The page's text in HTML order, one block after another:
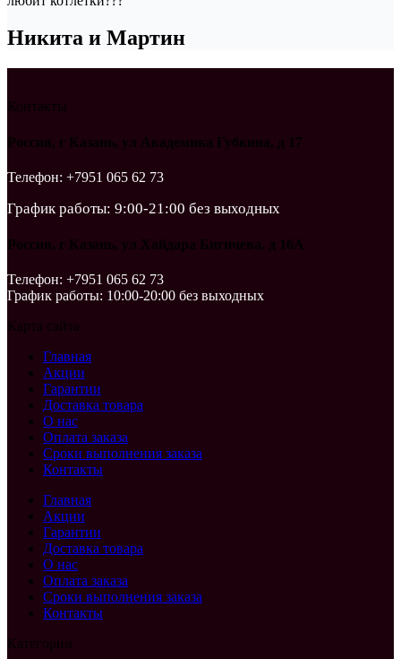
Никита и Мартин
Контакты
Россия, г Казань, ул Академика Губкина, д 17
Телефон: +7951 065 62 73
График работы: 9:00-21:00 без выходных
Россия, г Казань, ул Хайдара Бигичева, д 16А
Телефон: +7951 065 62 73
График работы: 10:00-20:00 без выходных
Карта сайта
Главная
Акции
Гарантии
Доставка товара
О нас
Оплата заказа
Сроки выполнения заказа
Контакты
Главная
Акции
Гарантии
Доставка товара
О нас
Оплата заказа
Сроки выполнения заказа
Контакты
Категории